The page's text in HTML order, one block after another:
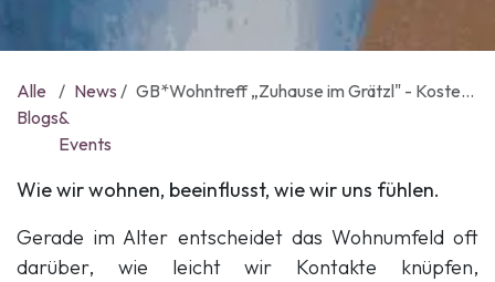
Alle
Blogs
News
&
Events
GB*Wohntreff „Zuhause im Grätzl" - Kostenlose Infos und Beratung zu Wohnangeboten im Alter
Wie wir wohnen, beeinflusst, wie wir uns fühlen.
Gerade im Alter entscheidet das Wohnumfeld oft
darüber, wie leicht wir Kontakte knüpfen,